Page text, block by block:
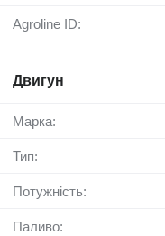
Agroline ID:
Двигун
Марка:
Тип:
Потужність:
Паливо: